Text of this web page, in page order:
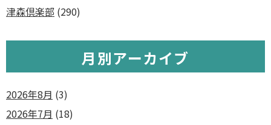
津森倶楽部 (290)
月別アーカイブ
2026年8月 (3)
2026年7月 (18)